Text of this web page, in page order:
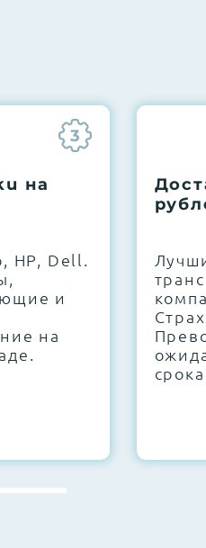
стабильности всех
3
на
HP, Dell.
и
на